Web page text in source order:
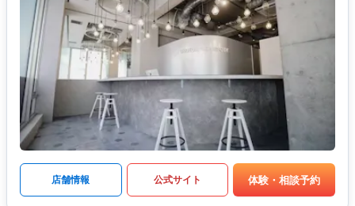
店舗情報 公式サイト 体験・相談予約